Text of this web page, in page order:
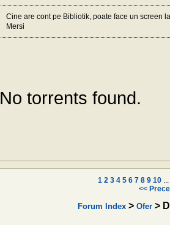
Cine are cont pe Bibliotik, poate face un screen
Mersi
No torrents found.
1 2 3 4 5 6 7 8 9 10 ...
<<
Forum Index> Ofer>